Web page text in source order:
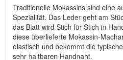
Traditionelle Mokassins sind eine
Spezialität. Das Leder geht am
das Blatt wird Stich für Stich in
diese überlieferte Mokassin-
elastisch und bekommt die
sehr haltbaren Handnaht.